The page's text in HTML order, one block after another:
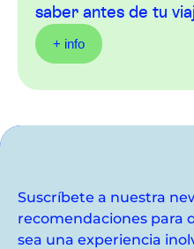
saber antes de tu
+ info
Suscríbete a nuestra
recomendaciones para
sea una experiencia